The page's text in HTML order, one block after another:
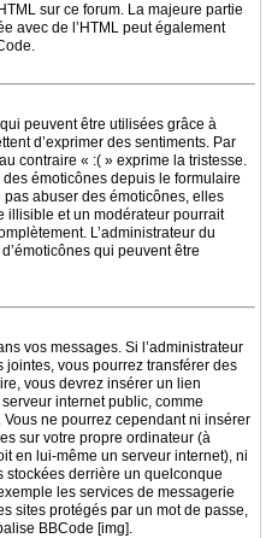
sur ce forum. La majeure partie
avec de l’HTML peut également
peuvent être utilisées grâce à
d’exprimer des sentiments. Par
contraire « :( » exprime la tristesse.
émoticônes depuis le formulaire
abuser des émoticônes, elles
illisible et un modérateur pourrait
L’administrateur du
qui peuvent être
vos messages. Si l’administrateur
jointes, vous pourrez transférer des
vous devrez insérer un lien
internet public, comme
ne pourrez cependant ni insérer
sur votre propre ordinateur (à
en lui-même un serveur internet), ni
derrière un quelconque
les services de messagerie
sites protégés par un mot de passe,
BBCode [img].